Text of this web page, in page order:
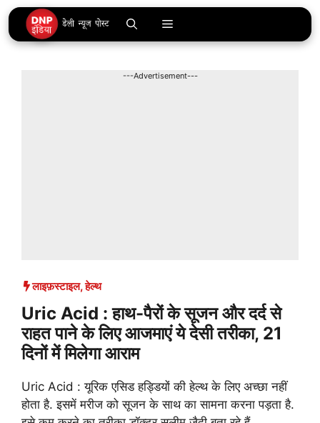
Skip
to
content
Menu
---Advertisement---
लाइफ़स्टाइल,हेल्थ
Uric Acid : हाथ-पैरों के सूजन और दर्द से
राहत पाने के लिए आजमाएं ये देसी तरीका, 21
दिनों में मिलेगा आराम
Uric Acid : यूरिक एसिड हड्डियों की हेल्थ के लिए अच्छा नहीं
होता है. इसमें मरीज को सूजन के साथ का सामना करना पड़ता है.